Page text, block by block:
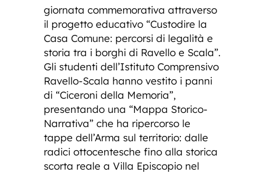
giornata commemorativa attraverso
il progetto educativo “Custodire la
Casa Comune: percorsi di legalità e
storia tra i borghi di Ravello e Scala”.
Gli studenti dell’Istituto Comprensivo
Ravello-Scala hanno vestito i panni
di “Ciceroni della Memoria”,
presentando una “Mappa Storico-
Narrativa” che ha ripercorso le
tappe dell’Arma sul territorio: dalle
radici ottocentesche fino alla storica
scorta reale a Villa Episcopio nel